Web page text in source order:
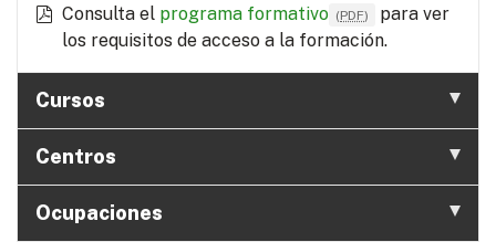
Consulta el programa formativo (PDF)
para ver
los requisitos de acceso a la formación.
Cursos
Centros
Ocupaciones